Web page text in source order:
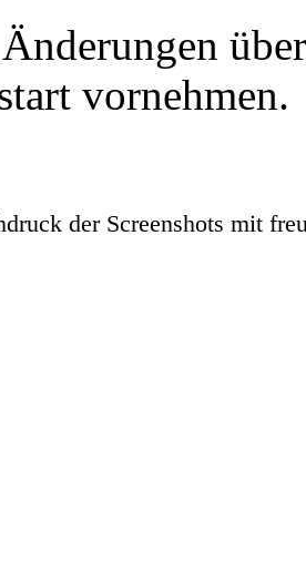
vornehmen.
der Screenshots mit